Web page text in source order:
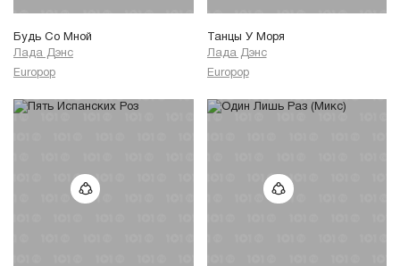
Будь Со Мной
Лада Дэнс
Europop
Танцы У Моря
Лада Дэнс
Europop